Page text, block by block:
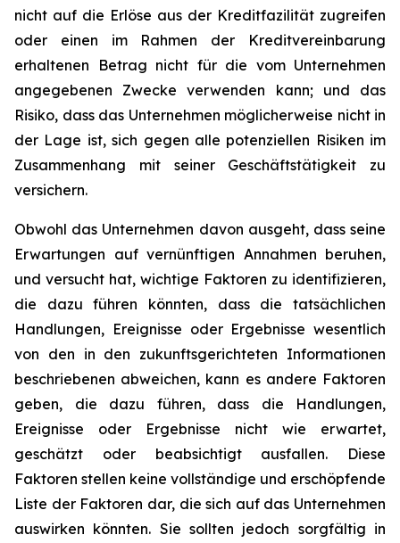
nicht auf die Erlöse aus der Kreditfazilität zugreifen
oder einen im Rahmen der Kreditvereinbarung
erhaltenen Betrag nicht für die vom Unternehmen
angegebenen Zwecke verwenden kann; und das
Risiko, dass das Unternehmen möglicherweise nicht in
der Lage ist, sich gegen alle potenziellen Risiken im
Zusammenhang mit seiner Geschäftstätigkeit zu
versichern.
Obwohl das Unternehmen davon ausgeht, dass seine
Erwartungen auf vernünftigen Annahmen beruhen,
und versucht hat, wichtige Faktoren zu identifizieren,
die dazu führen könnten, dass die tatsächlichen
Handlungen, Ereignisse oder Ergebnisse wesentlich
von den in den zukunftsgerichteten Informationen
beschriebenen abweichen, kann es andere Faktoren
geben, die dazu führen, dass die Handlungen,
Ereignisse oder Ergebnisse nicht wie erwartet,
geschätzt oder beabsichtigt ausfallen. Diese
Faktoren stellen keine vollständige und erschöpfende
Liste der Faktoren dar, die sich auf das Unternehmen
auswirken könnten. Sie sollten jedoch sorgfältig in